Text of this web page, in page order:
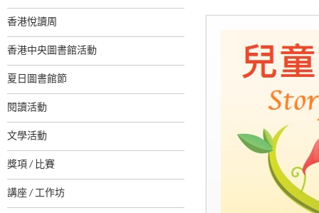
香港悅讀周
香港中央圖書館活動
夏日圖書館節
閱讀活動
文學活動
獎項 / 比賽
講座 / 工作坊